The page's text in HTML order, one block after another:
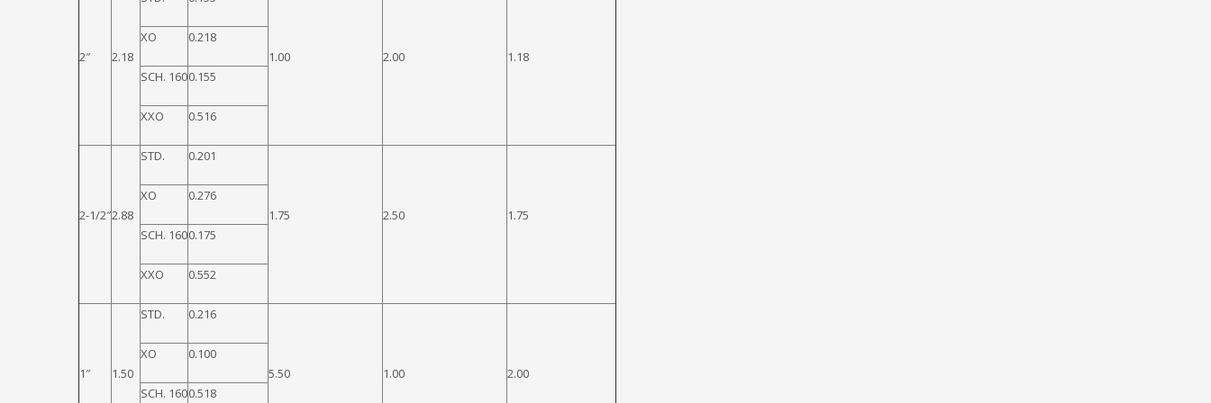
2″ 2.18 1.00 2.00 1.18
XO 0.218
SCH. 1600.155
XXO 0.516
2-1/2″2.88
STD. 0.201
1.75 2.50 1.75
XO 0.276
SCH. 1600.175
XXO 0.552
1″ 1.50
STD. 0.216
5.50 1.00 2.00
XO 0.100
SCH. 1600.518